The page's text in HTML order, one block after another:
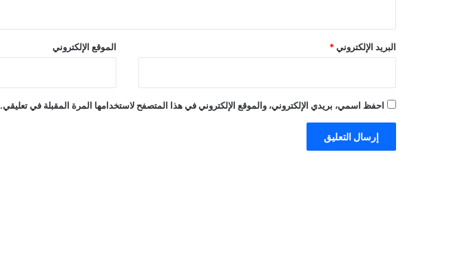
البريد الإلكتروني * الموقع الإلكتروني
احفظ اسمي، بريدي الإلكتروني، والموقع الإلكتروني في هذا المتصفح لاستخدامها المرة المقبلة في تعليقي.